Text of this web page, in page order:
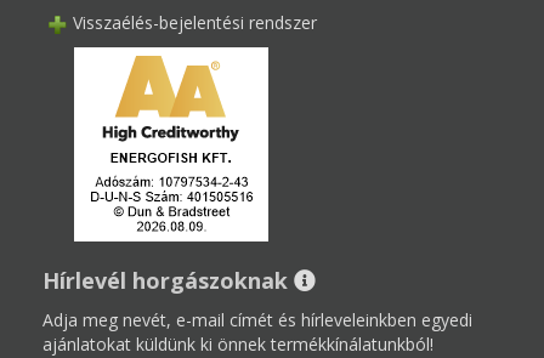
Visszaélés-bejelentési rendszer
Hírlevél horgászoknak
Adja meg nevét, e-mail címét és hírleveleinkben egyedi
ajánlatokat küldünk ki önnek termékkínálatunkból!